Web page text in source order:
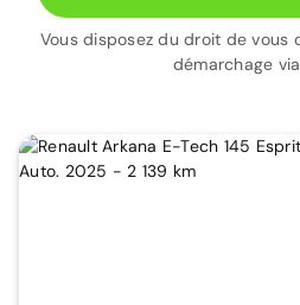
Vous disposez du droit de vous
démarchage via